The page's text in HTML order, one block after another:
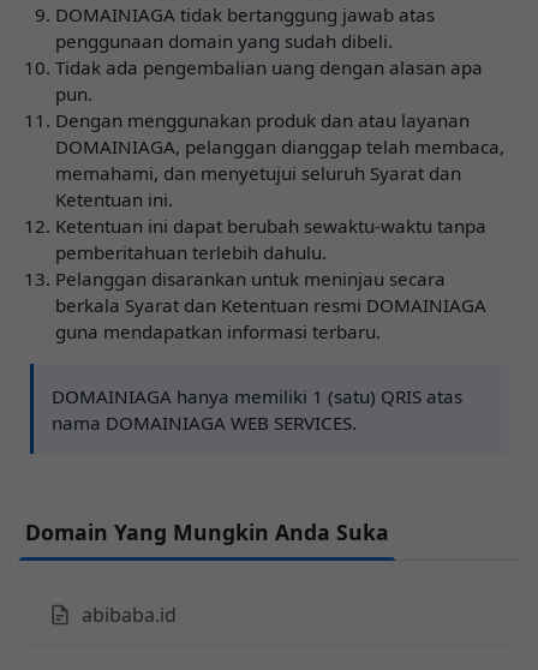
DOMAINIAGA tidak bertanggung jawab atas
penggunaan domain yang sudah dibeli.
Tidak ada pengembalian uang dengan alasan apa
pun.
Dengan menggunakan produk dan atau layanan
DOMAINIAGA, pelanggan dianggap telah membaca,
memahami, dan menyetujui seluruh Syarat dan
Ketentuan ini.
Ketentuan ini dapat berubah sewaktu-waktu tanpa
pemberitahuan terlebih dahulu.
Pelanggan disarankan untuk meninjau secara
berkala Syarat dan Ketentuan resmi DOMAINIAGA
guna mendapatkan informasi terbaru.
DOMAINIAGA hanya memiliki 1 (satu) QRIS atas
nama DOMAINIAGA WEB SERVICES.
Domain Yang Mungkin Anda Suka
abibaba.id